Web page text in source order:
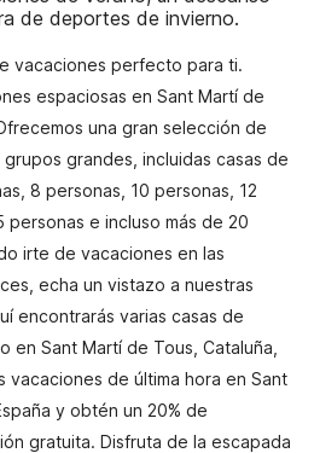
de deportes de invierno.
vacaciones perfecto para ti.
espaciosas en Sant Martí de
una gran selección de
grandes, incluidas casas de
8 personas, 10 personas, 12
personas e incluso más de 20
irte de vacaciones en las
echa un vistazo a nuestras
encontrarás varias casas de
en Sant Martí de Tous, Cataluña,
vacaciones de última hora en Sant
y obtén un 20% de
gratuita. Disfruta de la escapada